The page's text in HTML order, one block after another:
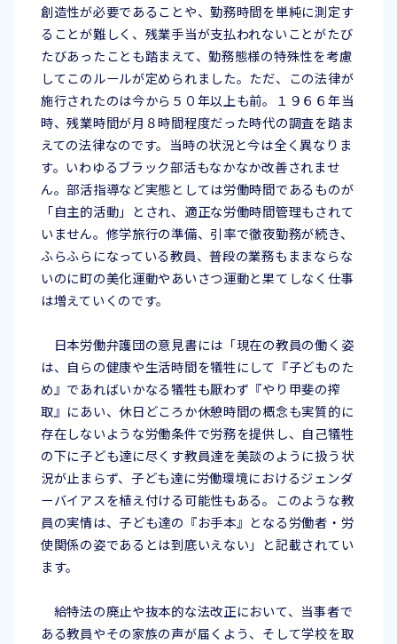
創造性が必要であることや、勤務時間を単純に測定す
ることが難しく、残業手当が支払われないことがたび
たびあったことも踏まえて、勤務態様の特殊性を考慮
してこのルールが定められました。ただ、この法律が
施行されたのは今から５０年以上も前。１９６６年当
時、残業時間が月８時間程度だった時代の調査を踏ま
えての法律なのです。当時の状況と今は全く異なりま
す。いわゆるブラック部活もなかなか改善されませ
ん。部活指導など実態としては労働時間であるものが
「自主的活動」とされ、適正な労働時間管理もされて
いません。修学旅行の準備、引率で徹夜勤務が続き、
ふらふらになっている教員、普段の業務もままならな
いのに町の美化運動やあいさつ運動と果てしなく仕事
は増えていくのです。
日本労働弁護団の意見書には「現在の教員の働く姿
は、自らの健康や生活時間を犠牲にして『子どものた
め』であればいかなる犠牲も厭わず『やり甲斐の搾
取』にあい、休日どころか休憩時間の概念も実質的に
存在しないような労働条件で労務を提供し、自己犠牲
の下に子ども達に尽くす教員達を美談のように扱う状
況が止まらず、子ども達に労働環境におけるジェンダ
ーバイアスを植え付ける可能性もある。このような教
員の実情は、子ども達の『お手本』となる労働者・労
使関係の姿であるとは到底いえない」と記載されてい
ます。
給特法の廃止や抜本的な法改正において、当事者で
ある教員やその家族の声が届くよう、そして学校を取